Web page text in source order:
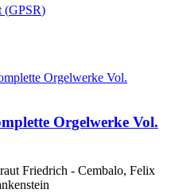
(GPSR)
Orgelwerke Vol.
Friedrich - Cembalo, Felix